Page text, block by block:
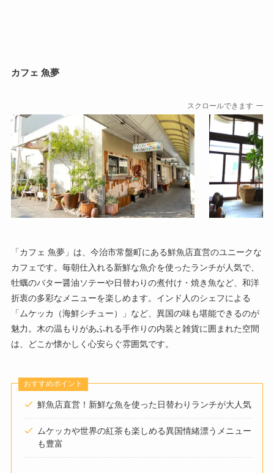
カフェ 魚夢
スクロールできます
「カフェ 魚夢」は、今治市常盤町にある鮮魚店直営のユニークな
カフェです。毎朝仕入れる新鮮な魚介を使ったランチが人気で、
牡蠣のバター醤油ソテーや日替わりの煮付け・焼き魚など、和洋
折衷の多彩なメニューを楽しめます。インド人のシェフによる
「ムケッカ（海鮮シチュー）」など、異国の味も堪能できるのが
魅力。木の温もりがあふれる手作りの内装と雑貨に囲まれた空間
は、どこか懐かしく心安らぐ雰囲気です。
おすすめポイント
鮮魚店直営！新鮮な魚を使った日替わりランチが大人気
ムケッカや世界の紅茶も楽しめる異国情緒漂うメニュー
も豊富